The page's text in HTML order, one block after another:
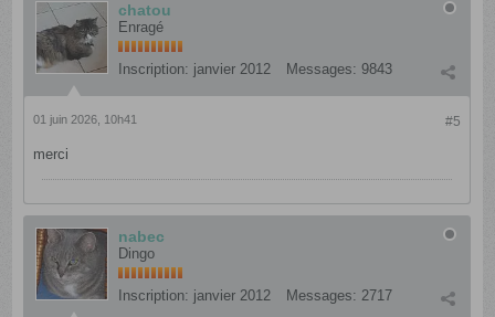
chatou
Enragé
Inscription: janvier 2012 Messages: 9843
#5
01 juin 2026, 10h41
merci
nabec
Dingo
Inscription: janvier 2012 Messages: 2717